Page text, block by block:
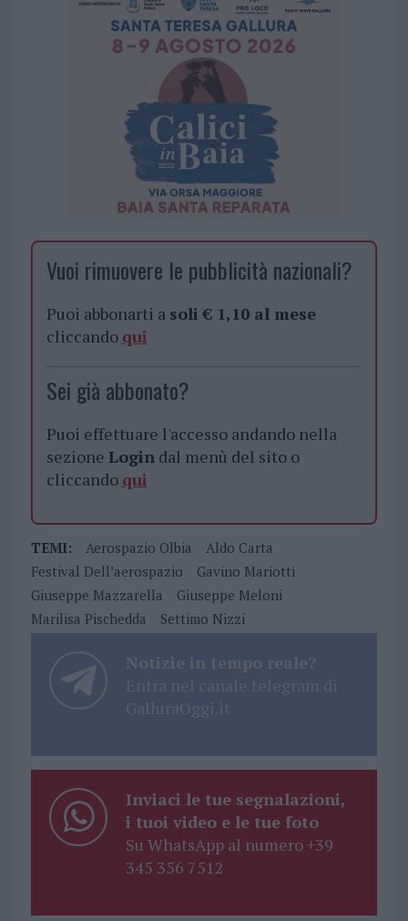
Vuoi rimuovere le pubblicità nazionali?
Puoi abbonarti a soli € 1,10 al mese
cliccando qui
Sei già abbonato?
Puoi effettuare l'accesso andando nella
sezione Logindal menù del sito o
cliccando qui
TEMI: Aerospazio Olbia
Aldo Carta
Festival Dell’aerospazio
Gavino Mariotti
Giuseppe Mazzarella
Giuseppe Meloni
Marilisa Pischedda
Settimo Nizzi
Notizie in tempo reale?
Entra nel canale telegram di
GalluraOggi.it
Inviaci le tue segnalazioni,
i tuoi video e le tue foto
Su WhatsApp al numero +39
345 356 7512